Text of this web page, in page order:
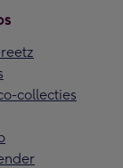
collecties